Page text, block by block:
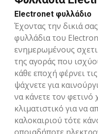
Electronet φυλλάδιο
Έχοντας την δικιά
φυλλάδια του
ενημερωμένους
της αγοράς που
κάθε εποχή φέρνει
ψάχνετε για
να κάνετε τον
κλιματιστικό για να
καλοκαιριού τότε